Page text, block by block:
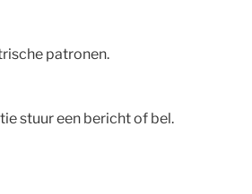
patronen.
stuur een bericht of bel.